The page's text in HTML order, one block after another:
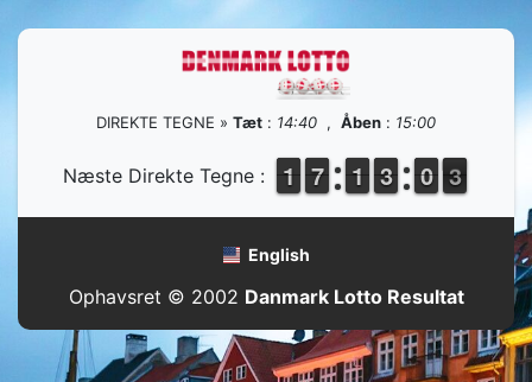
DIREKTE TEGNE » Tæt : 14:40 , Åben : 15:00
Næste Direkte Tegne : 1
1
1
1 6
6
7
7 1
1
1
1 2
2
3
3 9
9
0
0 3
3
2
English
Ophavsret © 2002 Danmark Lotto Resultat